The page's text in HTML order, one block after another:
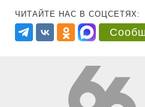
ЧИТАЙТЕ НАС В СОЦСЕТЯХ: